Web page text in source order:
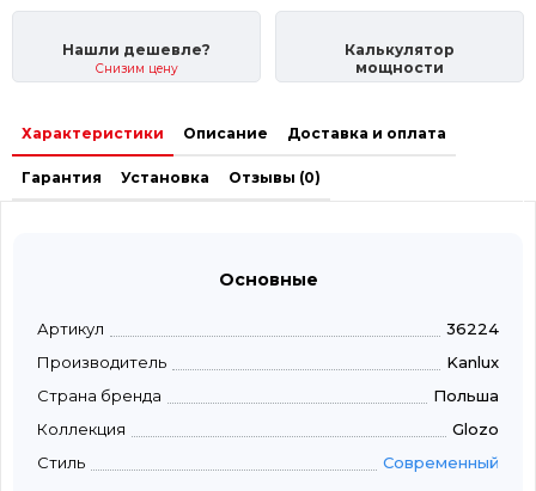
Нашли дешевле?
Снизим цену
Калькулятор
мощности
Характеристики Описание Доставка и оплата
Гарантия Установка Отзывы (0)
Основные
Артикул
36224
Производитель
Kanlux
Страна бренда
Польша
Коллекция
Glozo
Стиль
Современный